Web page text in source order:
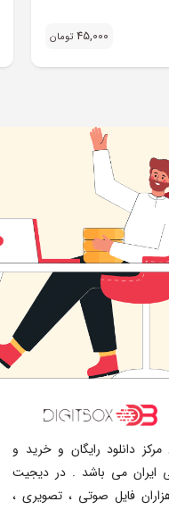
45,000 تومان
دانلود رایگان و خرید و
ایران می باشد . در دیجیت
فایل صوتی ، تصویری ،